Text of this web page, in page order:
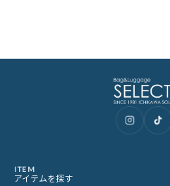
ITEM
アイテムを探す